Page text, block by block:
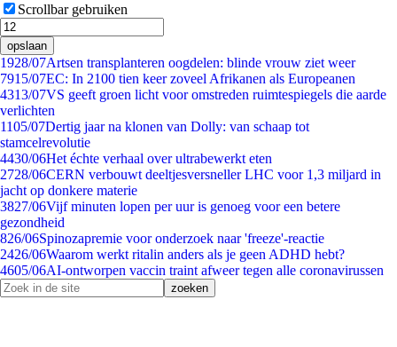
Scrollbar gebruiken
opslaan
1928/07Artsen transplanteren oogdelen: blinde vrouw ziet weer
7915/07EC: In 2100 tien keer zoveel Afrikanen als Europeanen
4313/07VS geeft groen licht voor omstreden ruimtespiegels die aarde
verlichten
1105/07Dertig jaar na klonen van Dolly: van schaap tot
stamcelrevolutie
4430/06Het échte verhaal over ultrabewerkt eten
2728/06CERN verbouwt deeltjesversneller LHC voor 1,3 miljard in
jacht op donkere materie
3827/06Vijf minuten lopen per uur is genoeg voor een betere
gezondheid
826/06Spinozapremie voor onderzoek naar 'freeze'-reactie
2426/06Waarom werkt ritalin anders als je geen ADHD hebt?
4605/06AI-ontworpen vaccin traint afweer tegen alle coronavirussen